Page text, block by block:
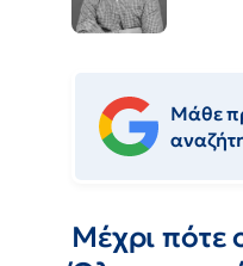
Μάθε
Μέχρι πότε